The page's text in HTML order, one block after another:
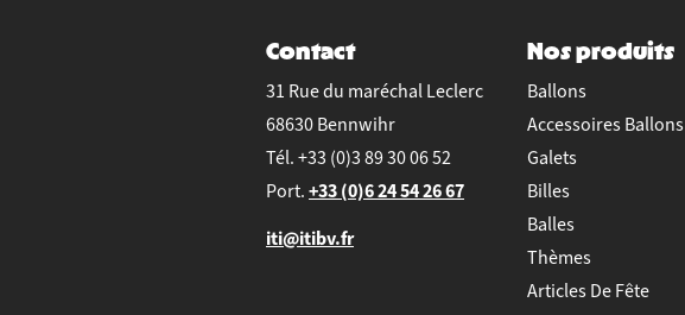
Contact
31 Rue du maréchal Leclerc
68630 Bennwihr
Tél. +33 (0)3 89 30 06 52
Port. +33 (0)6 24 54 26 67
iti@itibv.fr
Nos produits
Ballons
Accessoires Ballons
Galets
Billes
Balles
Thèmes
Articles De Fête